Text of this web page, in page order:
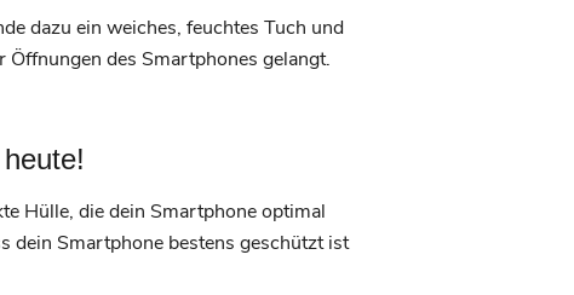
dazu ein weiches, feuchtes Tuch und
des Smartphones gelangt.
Hülle, die dein Smartphone optimal
dein Smartphone bestens geschützt ist